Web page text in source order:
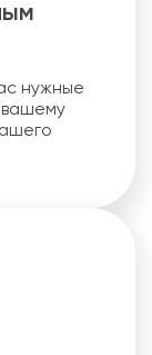
нужные
вашему